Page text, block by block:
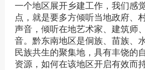
一个地区展开乡建工作，我们感
点，就是要多方倾听当地政府、
声音，倾听在地艺术家、建筑师
音。黔东南地区是侗族、苗族、
民族共生的聚集地，具有丰饶的
资源，如何在该地区开启有效而